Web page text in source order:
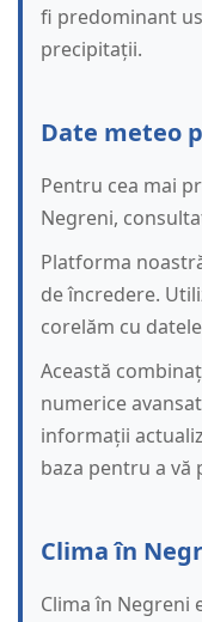
fi predominant
precipitații.
Date meteo
Pentru cea mai
Negreni,
Platforma
de încredere.
corelăm cu
Această
numerice
informații
baza pentru a vă
Clima în
Clima în Negreni